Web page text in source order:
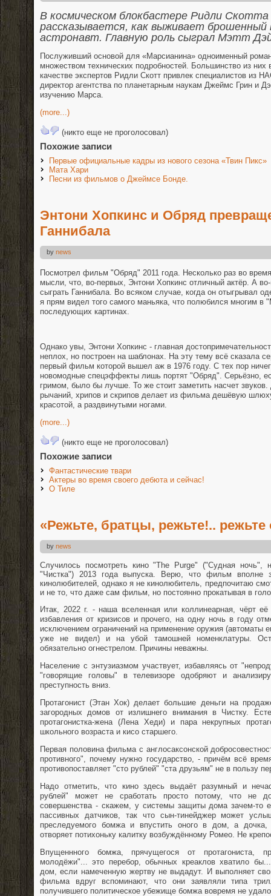
В космическом блокбастере Ридли
рассказывается, как выживает брошенный
астронавт. Главную роль сыграл Мэтт
Послуживший основой для «Марсианина» одноименный
множеством технических подробностей. Большинство из
качестве экспертов Ридли Скотт привлек специалистов из
директор агентства по планетарным наукам Джеймс Грин и
изучению Марса.
(more...)
(никто еще не проголосовал)
Похожие записи
Первые официальные кадры из нового сезона «Твин Пикс»
Мата Хари
Песни из фильмов о Джеймсе Бонде.
Энтони Хопкинс и Обряд
Ганнибала
by news
Посмотрел фильм "Обряд" 2011 года. Несколько раз во
мысли, что, во-первых, Энтони Хопкинс отличный актёр. А
сыграть Ганнибала. Во всяком случае, когда он отыгрывал
я прям видел того самого маньяка, что полюбился многим в
последующих картинах.
Однако увы, Энтони Хопкинс - главная
неплох, но построен на шаблонах. На эту тему всё сказала
первый фильм которой вышел аж в 1976 году. С тех пор
новомодные спецэффекты лишь портят "Обряд". Серьёзно,
гримом, было бы лучше. То же стоит заметить насчет
рычаний, хрипов и скрипов делает из фильма дешёвую
красотой, а раздвинутыми ногами.
(more...)
(никто еще не проголосовал)
Похожие записи
Фантастические твари
Актеры во время своего дебюта и сейчас!
О Тиле
«Режьте, братцы, режьте!.. режьте
by news
Случилось посмотреть кино "The Purge" ("Судная ночь",
"Чистка") 2013 года выпуска. Верю, что фильм вполне
кинолюбителей, однако я не кинолюбитель, предпочитаю
и не то, что даже сам фильм, но постоянно прокатывая в
Итак, 2022 г. - наша вселенная или коллинеарная, чёрт
избавления от кризисов и прочего, на одну ночь в году
исключением ограничений на применение оружия (автоматы
уже не видел) и на убой тамошней номенклатуры.
обязательно огнестрелом. Причины неважны.
Население с энтузиазмом участвует, избавляясь от
"говорящие головы" в телевизоре одобряют и
преступность вниз.
Протагонист (Этан Хок) делает большие деньги на
загородных домов от излишнего внимания в Чистку.
протагонистка-жена (Лена Хеди) и пара некрупных
школьного возраста и кисо старшего.
Первая половина фильма с англосаксонской
противного", почему нужно государство, - причём всё
противопоставляет "сто рублей" "ста друзьям" не в пользу
Надо отметить, что кино здесь выдаёт разумный и
рублей" может не сработать просто потому, что не
совершенства - скажем, у системы защиты дома зачем-то
пассивных датчиков, так что сын-тинейджер может
преследуемого бомжа и впустить оного в дом, а дочка,
отворяет потихоньку калитку возбуждённому Ромео. Не
Впущеннного бомжа, прячущегося от протагониста,
молодёжи"... это перебор, обычных креаклов хватило бы...
дом, если намеченную жертву не выдадут. И выполняет
фильма вдруг вспоминают, что они заявляли типа
получившего политическое убежище бомжа вовремя не